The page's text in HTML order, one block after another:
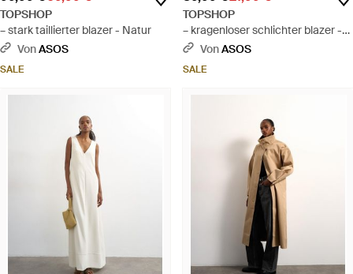
TOPSHOP
– stark taillierter blazer - Natur
VonASOS
SALE
TOPSHOP
– kragenloser schlichter blazer -
GrauVonASOS
SALE